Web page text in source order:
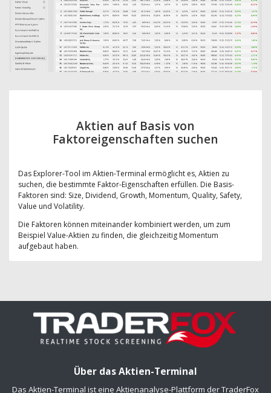
Aktien auf Basis von
Faktoreigenschaften suchen
Das Explorer-Tool im Aktien-Terminal ermöglicht es, Aktien zu
suchen, die bestimmte Faktor-Eigenschaften erfüllen. Die Basis-
Faktoren sind: Size, Dividend, Growth, Momentum, Quality, Safety,
Value und Volatility.
Die Faktoren können miteinander kombiniert werden, um zum
Beispiel Value-Aktien zu finden, die gleichzeitig Momentum
aufgebaut haben.
Über das Aktien-Terminal
Das Aktien-Terminal ist eine Aktienanalyse-Plattform der TraderFox